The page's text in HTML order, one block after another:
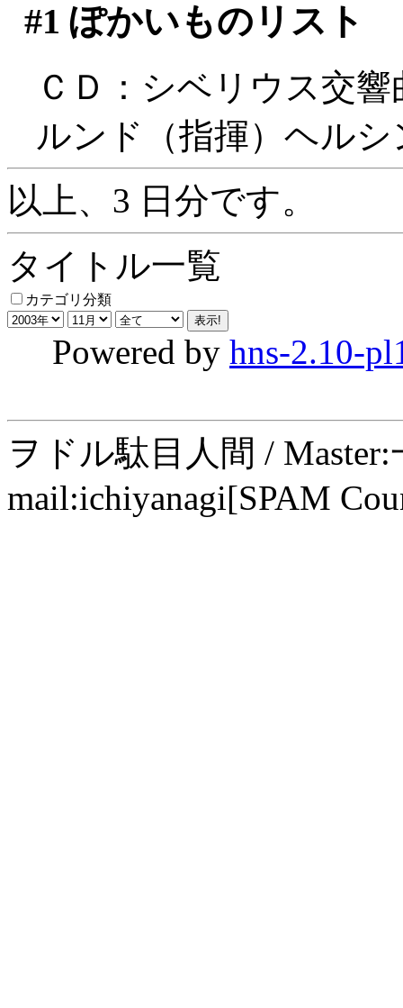
#1 ぽかいものリスト
ＣＤ：シベリウス交
ルンド（指揮）ヘル
以上、3 日分です。
タイトル一覧
カテゴリ分類
Powered by hns-2.10-
ヲドル駄目人間 /
mail:ichiyanagi[SPAM